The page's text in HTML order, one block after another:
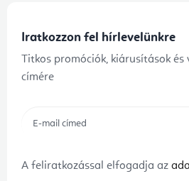
Iratkozzon fel hírlevelünkre
Titkos promóciók, kiárusítások
címére
A feliratkozással elfogadja az